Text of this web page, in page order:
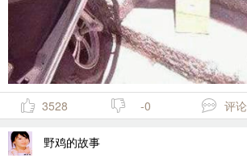
3528 -0 评论
野鸡的故事